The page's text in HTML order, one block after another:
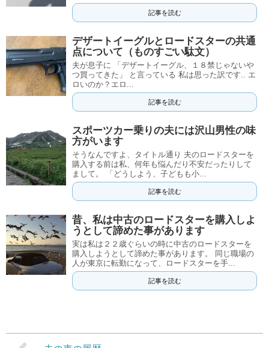
記事を読む
デザートイーグルとロードスターの共通
点について（ものすごい駄文）
夫が息子に 「デザートイーグル、１８禁じゃないや
つ買ってきた」 と言っている 私は思った訳です.. エ
ロいのか？エロ...
記事を読む
スポーツカー乗りの夫には沢山男性の味
方がいます
そうなんですよ、タイトル通り 夫のロードスターを
購入する前は私、何年も悩んだり不安だったりして
まして。 「どうしよう、子どもも小...
記事を読む
昔、私は中古のロードスターを購入しよ
うとして諦めた事があります
実は私は２２歳ぐらいの時に中古のロードスターを
購入しようとして諦めた事があります。 同じ職場の
人が東京に転勤になって、ロードスターを手...
記事を読む